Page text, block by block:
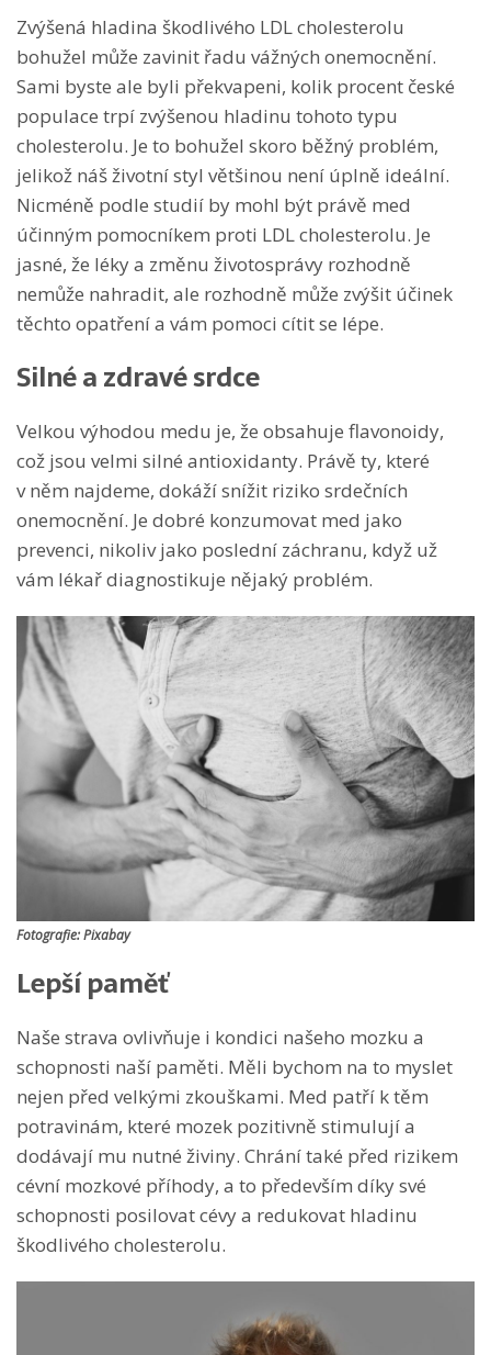
Zvýšená hladina škodlivého LDL cholesterolu
bohužel může zavinit řadu vážných onemocnění.
Sami byste ale byli překvapeni, kolik procent české
populace trpí zvýšenou hladinu tohoto typu
cholesterolu. Je to bohužel skoro běžný problém,
jelikož náš životní styl většinou není úplně ideální.
Nicméně podle studií by mohl být právě med
účinným pomocníkem proti LDL cholesterolu. Je
jasné, že léky a změnu životosprávy rozhodně
nemůže nahradit, ale rozhodně může zvýšit účinek
těchto opatření a vám pomoci cítit se lépe.
Silné a zdravé srdce
Velkou výhodou medu je, že obsahuje flavonoidy,
což jsou velmi silné antioxidanty. Právě ty, které
v něm najdeme, dokáží snížit riziko srdečních
onemocnění. Je dobré konzumovat med jako
prevenci, nikoliv jako poslední záchranu, když už
vám lékař diagnostikuje nějaký problém.
Fotografie: Pixabay
Lepší paměť
Naše strava ovlivňuje i kondici našeho mozku a
schopnosti naší paměti. Měli bychom na to myslet
nejen před velkými zkouškami. Med patří k těm
potravinám, které mozek pozitivně stimulují a
dodávají mu nutné živiny. Chrání také před rizikem
cévní mozkové příhody, a to především díky své
schopnosti posilovat cévy a redukovat hladinu
škodlivého cholesterolu.